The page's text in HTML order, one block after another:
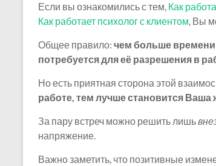
Если вы ознакомились с тем, Как
Как работает психолог с клиентом, Вы
Общее правило: чем больше
потребуется для её разрешения в
Но есть приятная сторона этой
работе, тем лучше становится Ваша
За пару встреч можно решить лишь
напряжение.
Важно заметить, что позитивные